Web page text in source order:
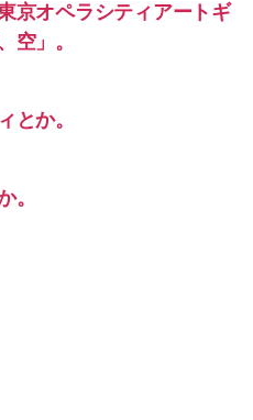
京オペラシティアートギ
空」。
とか。
。